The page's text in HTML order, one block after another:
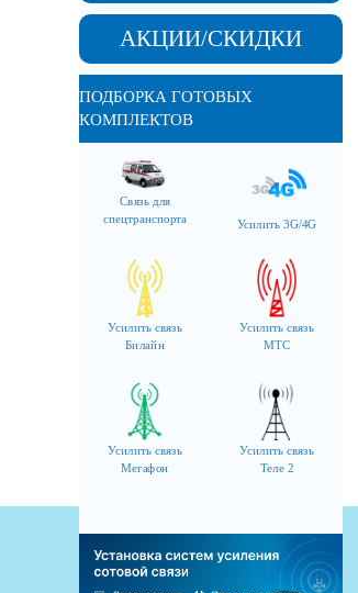
АКЦИИ/СКИДКИ
ПОДБОРКА ГОТОВЫХ
КОМПЛЕКТОВ
Связь для
спецтранспорта
Усилить 3G/4G
Усилить связь
Билайн
Усилить связь
МТС
Усилить связь
Мегафон
Усилить связь
Теле 2